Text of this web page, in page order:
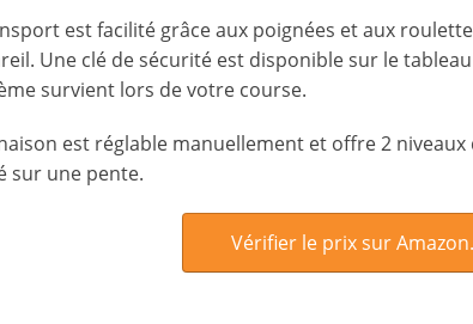
est facilité grâce aux poignées et aux
Une clé de sécurité est disponible sur le
survient lors de votre course.
est réglable manuellement et offre 2
sur une pente.
Vérifier le prix sur